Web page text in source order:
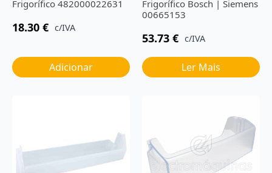
Frigorífico 482000022631
18.30 € c/IVA
Adicionar
Frigorífico Bosch | Siemens
00665153
53.73 € c/IVA
Ler Mais